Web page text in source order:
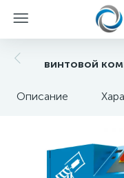
винтовой
Описание